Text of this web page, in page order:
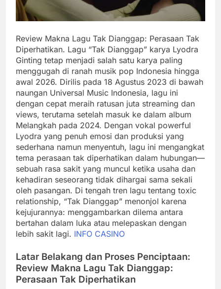
Review Makna Lagu Tak Dianggap: Perasaan Tak
Diperhatikan. Lagu “Tak Dianggap” karya Lyodra
Ginting tetap menjadi salah satu karya paling
menggugah di ranah musik pop Indonesia hingga
awal 2026. Dirilis pada 18 Agustus 2023 di bawah
naungan Universal Music Indonesia, lagu ini
dengan cepat meraih ratusan juta streaming dan
views, terutama setelah masuk ke dalam album
Melangkah pada 2024. Dengan vokal powerful
Lyodra yang penuh emosi dan produksi yang
sederhana namun menyentuh, lagu ini mengangkat
tema perasaan tak diperhatikan dalam hubungan—
sebuah rasa sakit yang muncul ketika usaha dan
kehadiran seseorang tidak dihargai sama sekali
oleh pasangan. Di tengah tren lagu tentang toxic
relationship, “Tak Dianggap” menonjol karena
kejujurannya: menggambarkan dilema antara
bertahan dalam luka atau melepaskan dengan
lebih sakit lagi. INFO CASINO
Latar Belakang dan Proses Penciptaan:
Review Makna Lagu Tak Dianggap:
Perasaan Tak Diperhatikan